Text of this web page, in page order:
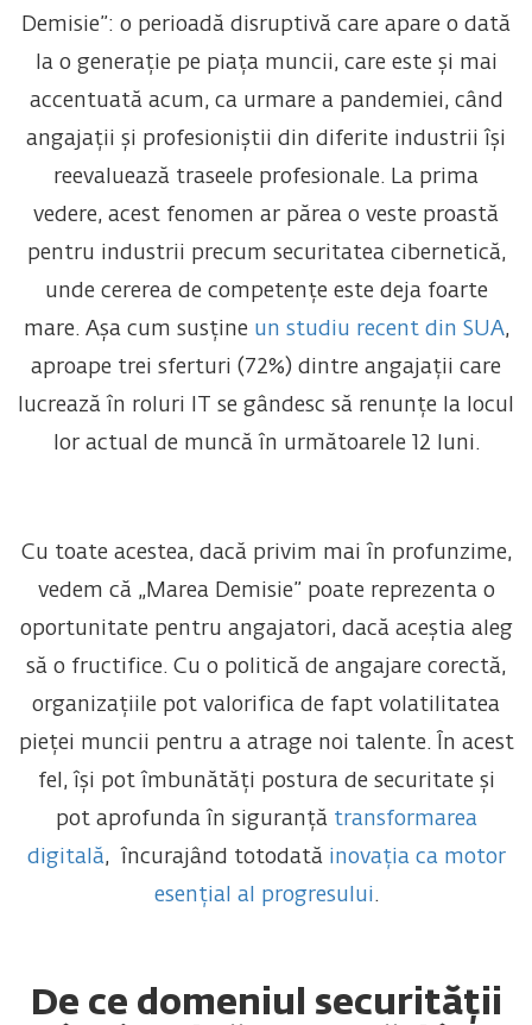
Demisie”: o perioadă disruptivă care apare o dată
la o generație pe piața muncii, care este și mai
accentuată acum, ca urmare a pandemiei, când
angajații și profesioniștii din diferite industrii își
reevaluează traseele profesionale. La prima
vedere, acest fenomen ar părea o veste proastă
pentru industrii precum securitatea cibernetică,
unde cererea de competențe este deja foarte
mare. Așa cum susține un studiu recent din SUA,
aproape trei sferturi (72%) dintre angajații care
lucrează în roluri IT se gândesc să renunțe la locul
lor actual de muncă în următoarele 12 luni.
Cu toate acestea, dacă privim mai în profunzime,
vedem că „Marea Demisie” poate reprezenta o
oportunitate pentru angajatori, dacă aceștia aleg
să o fructifice. Cu o politică de angajare corectă,
organizațiile pot valorifica de fapt volatilitatea
pieței muncii pentru a atrage noi talente. În acest
fel, își pot îmbunătăți postura de securitate și
pot aprofunda în siguranță transformarea
digitală, încurajând totodată inovația ca motor
esențial al progresului.
De ce domeniul securității